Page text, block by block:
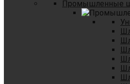
Промышленные